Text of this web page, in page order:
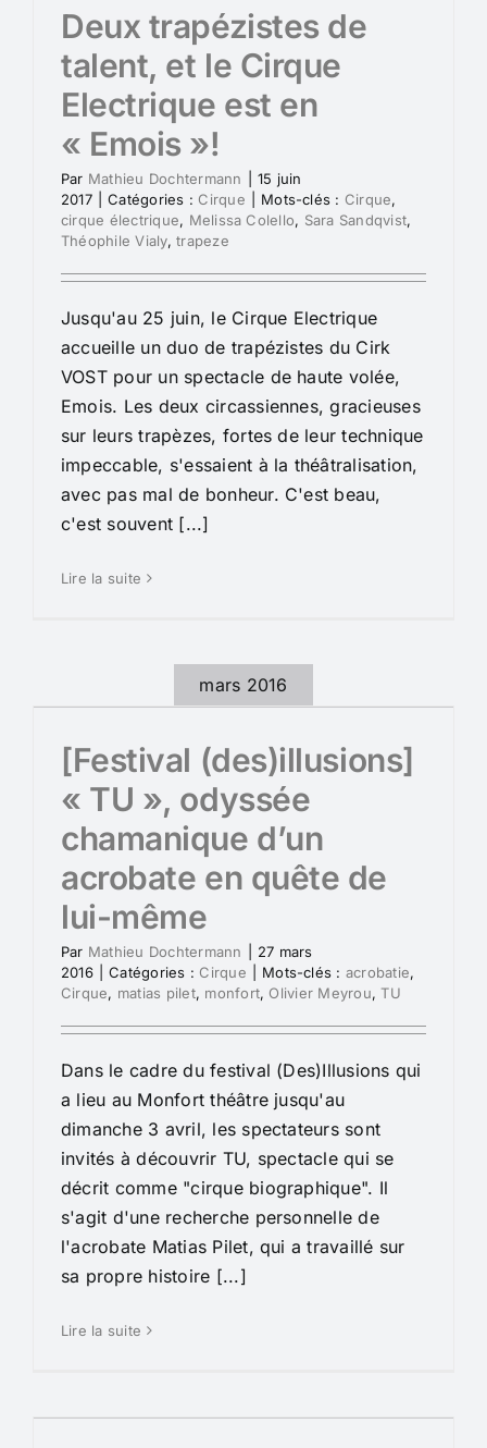
Deux trapézistes de
talent, et le Cirque
Electrique est en
« Emois »!
Par Mathieu Dochtermann
15 juin
2017
Catégories : Cirque Mots-clés : Cirque,
cirque électrique, Melissa Colello, Sara Sandqvist,
Théophile Vialy,trapeze
Jusqu'au 25 juin, le Cirque Electrique
accueille un duo de trapézistes du Cirk
VOST pour un spectacle de haute volée,
Emois. Les deux circassiennes, gracieuses
sur leurs trapèzes, fortes de leur technique
impeccable, s'essaient à la théâtralisation,
avec pas mal de bonheur. C'est beau,
c'est souvent [...]
Lire la suite
mars 2016
[Festival (des)illusions]
« TU », odyssée
chamanique d’un
acrobate en quête de
lui-même
Par Mathieu Dochtermann
27 mars
2016
Catégories : Cirque Mots-clés : acrobatie,
Cirque, matias pilet, monfort, Olivier Meyrou,TU
Dans le cadre du festival (Des)Illusions qui
a lieu au Monfort théâtre jusqu'au
dimanche 3 avril, les spectateurs sont
invités à découvrir TU, spectacle qui se
décrit comme "cirque biographique". Il
s'agit d'une recherche personnelle de
l'acrobate Matias Pilet, qui a travaillé sur
sa propre histoire [...]
Lire la suite